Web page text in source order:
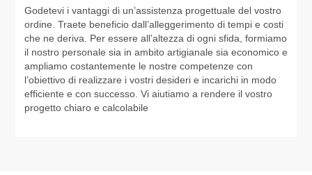
Godetevi i vantaggi di un’assistenza progettuale del vostro
ordine. Traete beneficio dall’alleggerimento di tempi e costi
che ne deriva. Per essere all’altezza di ogni sfida, formiamo
il nostro personale sia in ambito artigianale sia economico e
ampliamo costantemente le nostre competenze con
l’obiettivo di realizzare i vostri desideri e incarichi in modo
efficiente e con successo. Vi aiutiamo a rendere il vostro
progetto chiaro e calcolabile